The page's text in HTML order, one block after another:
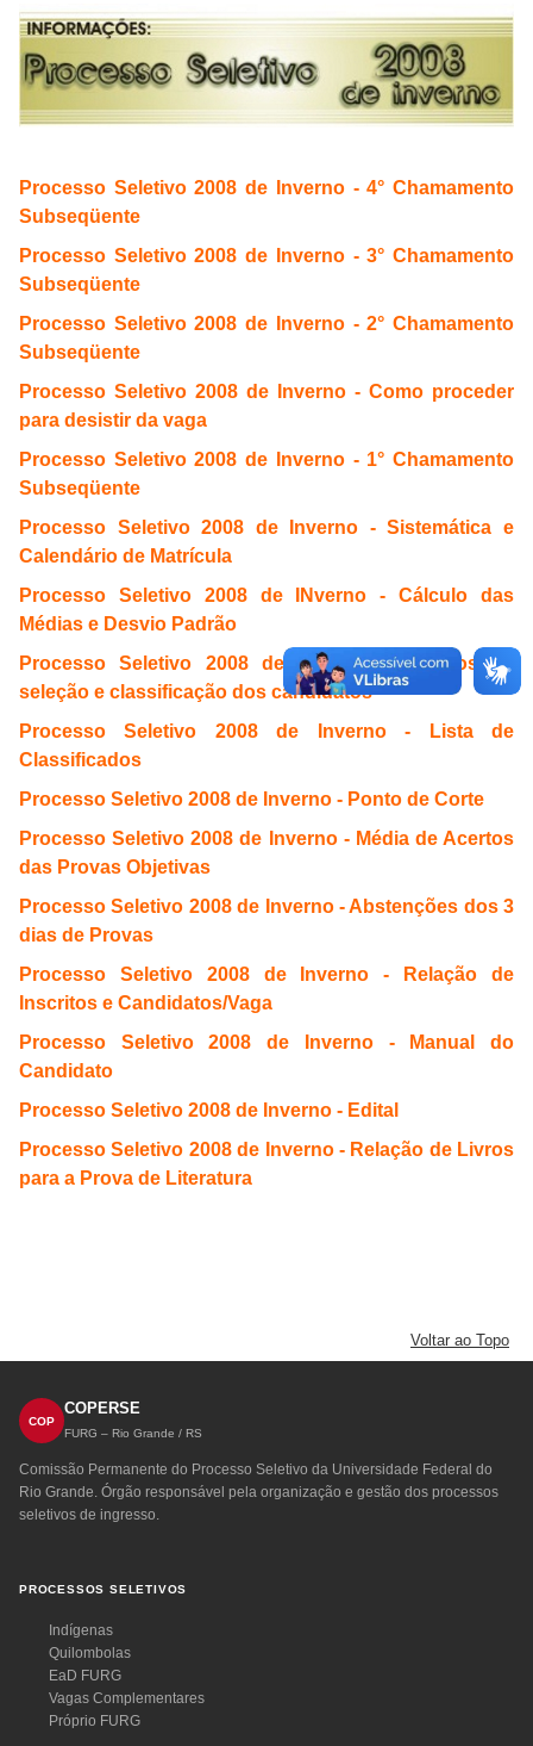
Processo Seletivo 2008 de Inverno - 4° Chamamento
Subseqüente
Processo Seletivo 2008 de Inverno - 3° Chamamento
Subseqüente
Processo Seletivo 2008 de Inverno - 2° Chamamento
Subseqüente
Processo Seletivo 2008 de Inverno - Como proceder
para desistir da vaga
Processo Seletivo 2008 de Inverno - 1° Chamamento
Subseqüente
Processo Seletivo 2008 de Inverno - Sistemática e
Calendário de Matrícula
Processo Seletivo 2008 de INverno - Cálculo das
Médias e Desvio Padrão
Processo Seletivo 2008 de Inverno - Critérios de
seleção e classificação dos candidatos
Processo Seletivo 2008 de Inverno - Lista de
Classificados
Processo Seletivo 2008 de Inverno - Ponto de Corte
Processo Seletivo 2008 de Inverno - Média de Acertos
das Provas Objetivas
Processo Seletivo 2008 de Inverno - Abstenções dos 3
dias de Provas
Processo Seletivo 2008 de Inverno - Relação de
Inscritos e Candidatos/Vaga
Processo Seletivo 2008 de Inverno - Manual do
Candidato
Processo Seletivo 2008 de Inverno - Edital
Processo Seletivo 2008 de Inverno - Relação de Livros
para a Prova de Literatura
Voltar ao Topo
COP
COPERSE
FURG – Rio Grande / RS
Comissão Permanente do Processo Seletivo da Universidade Federal do
Rio Grande. Órgão responsável pela organização e gestão dos processos
seletivos de ingresso.
PROCESSOS SELETIVOS
Indígenas
Quilombolas
EaD FURG
Vagas Complementares
Próprio FURG